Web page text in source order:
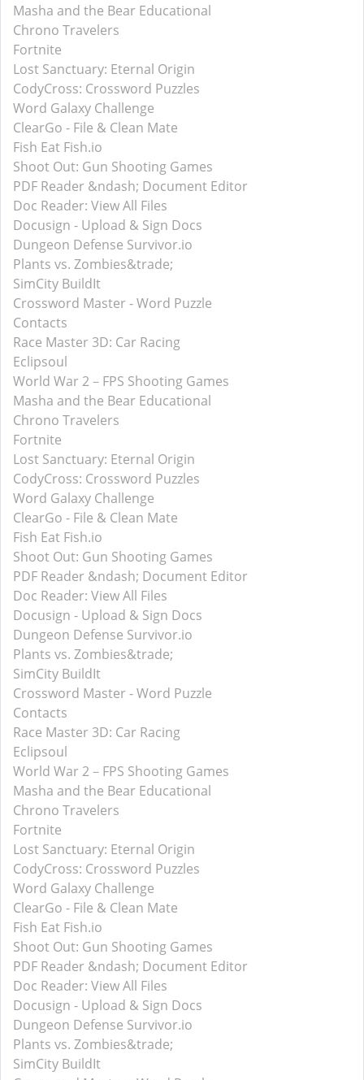
Masha and the Bear Educational
Chrono Travelers
Fortnite
Lost Sanctuary: Eternal Origin
CodyCross: Crossword Puzzles
Word Galaxy Challenge
ClearGo - File & Clean Mate
Fish Eat Fish.io
Shoot Out: Gun Shooting Games
PDF Reader &ndash; Document Editor
Doc Reader: View All Files
Docusign - Upload & Sign Docs
Dungeon Defense Survivor.io
Plants vs. Zombies&trade;
SimCity BuildIt
Crossword Master - Word Puzzle
Contacts
Race Master 3D: Car Racing
Eclipsoul
World War 2－FPS Shooting Games
Masha and the Bear Educational
Chrono Travelers
Fortnite
Lost Sanctuary: Eternal Origin
CodyCross: Crossword Puzzles
Word Galaxy Challenge
ClearGo - File & Clean Mate
Fish Eat Fish.io
Shoot Out: Gun Shooting Games
PDF Reader &ndash; Document Editor
Doc Reader: View All Files
Docusign - Upload & Sign Docs
Dungeon Defense Survivor.io
Plants vs. Zombies&trade;
SimCity BuildIt
Crossword Master - Word Puzzle
Contacts
Race Master 3D: Car Racing
Eclipsoul
World War 2－FPS Shooting Games
Masha and the Bear Educational
Chrono Travelers
Fortnite
Lost Sanctuary: Eternal Origin
CodyCross: Crossword Puzzles
Word Galaxy Challenge
ClearGo - File & Clean Mate
Fish Eat Fish.io
Shoot Out: Gun Shooting Games
PDF Reader &ndash; Document Editor
Doc Reader: View All Files
Docusign - Upload & Sign Docs
Dungeon Defense Survivor.io
Plants vs. Zombies&trade;
SimCity BuildIt